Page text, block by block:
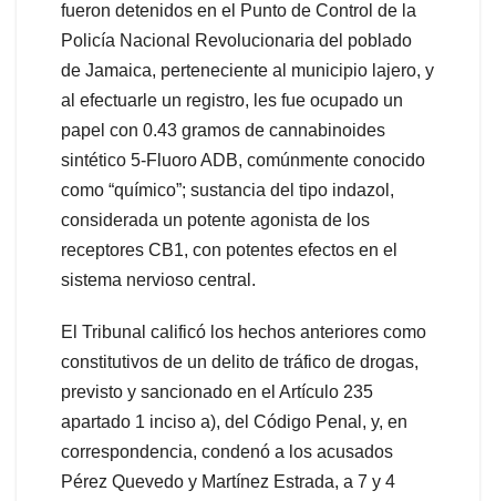
fueron detenidos en el Punto de Control de la
Policía Nacional Revolucionaria del poblado
de Jamaica, perteneciente al municipio lajero, y
al efectuarle un registro, les fue ocupado un
papel con 0.43 gramos de cannabinoides
sintético 5-Fluoro ADB, comúnmente conocido
como “químico”; sustancia del tipo indazol,
considerada un potente agonista de los
receptores CB1, con potentes efectos en el
sistema nervioso central.
El Tribunal calificó los hechos anteriores como
constitutivos de un delito de tráfico de drogas,
previsto y sancionado en el Artículo 235
apartado 1 inciso a), del Código Penal, y, en
correspondencia, condenó a los acusados
Pérez Quevedo y Martínez Estrada, a 7 y 4